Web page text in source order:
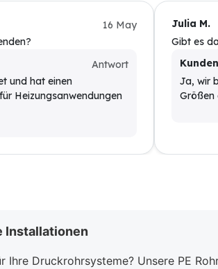
16 May
Antwort
und hat einen
Heizungsanwendungen
Julia M.
Gibt es
Ja, wir
Größen
Installationen
Ihre Druckrohrsysteme? Unsere PE